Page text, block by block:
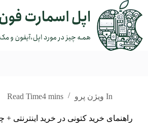
به
محتوا
In ویژن پرو Read Time4 mins
راهنمای خرید کتونی در خرید اینترنتی +